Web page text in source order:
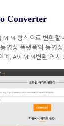
Converter
MP4 형식으로 변환할
영상 플랫폼의 동영
며, AVI MP4변환 역시